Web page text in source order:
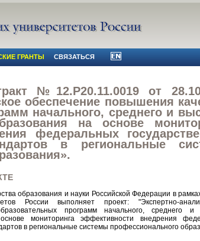
№12.P20.11.0019 от
обеспечение повышения
начального, среднего и
на основе
федеральных
в региональные
образования и науки Российской Федерации в
России выполняет проект: "Экспертно-
программ начального, среднего и
мониторинга эффективности внедрения
в региональные системы профессионального
ГРАНТЫ СВЯЗАТЬСЯ